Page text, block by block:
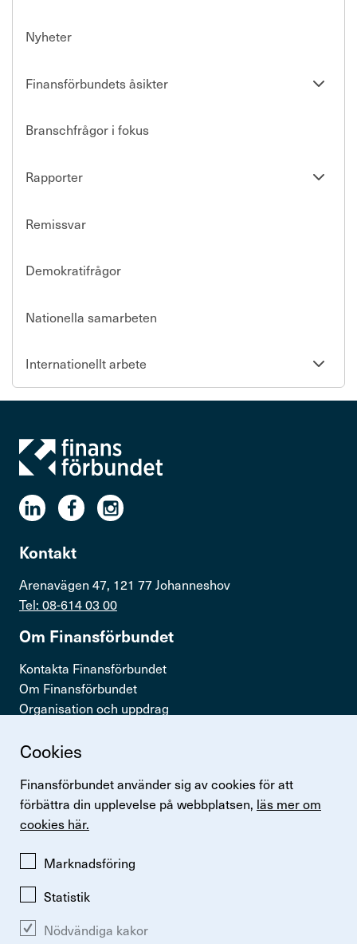
Cookies
Finansförbundet använder sig av cookies för att
förbättra din upplevelse på webbplatsen, läs mer om
cookies här.
Marknadsföring
Statistik
Nödvändiga kakor
Nyheter
Finansförbundets åsikter
Se
Branschfrågor i fokus
Rapporter
Se
Remissvar
Demokratifrågor
Nationella samarbeten
Internationellt arbete
Se
Kontakt
Arenavägen 47, 121 77 Johanneshov
Tel: 08-614 03 00
Om Finans­för­bundet
Kontakta Finansförbundet
Om Finansförbundet
Organisation och uppdrag
Snabb­länkar
Logga in
Lönestatistik
Finansförbundets kollektivavtal
Perspektiv
Ändra inställningar för kakor